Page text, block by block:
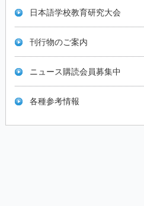
日本語学校教育研究大会
刊行物のご案内
ニュース購読会員募集中
各種参考情報